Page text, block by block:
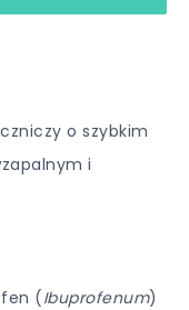
o szybkim
i
(Ibuprofenum)